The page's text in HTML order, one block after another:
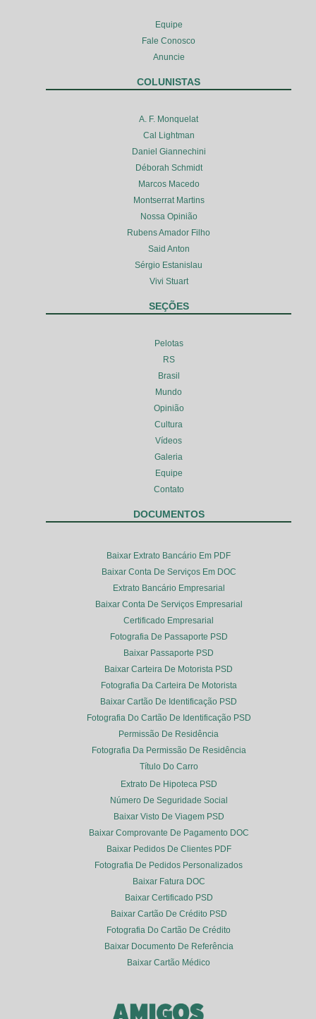
Equipe
Fale Conosco
Anuncie
COLUNISTAS
A. F. Monquelat
Cal Lightman
Daniel Giannechini
Déborah Schmidt
Marcos Macedo
Montserrat Martins
Nossa Opinião
Rubens Amador Filho
Said Anton
Sérgio Estanislau
Vivi Stuart
SEÇÕES
Pelotas
RS
Brasil
Mundo
Opinião
Cultura
Vídeos
Galeria
Equipe
Contato
DOCUMENTOS
Baixar Extrato Bancário Em PDF
Baixar Conta De Serviços Em DOC
Extrato Bancário Empresarial
Baixar Conta De Serviços Empresarial
Certificado Empresarial
Fotografia De Passaporte PSD
Baixar Passaporte PSD
Baixar Carteira De Motorista PSD
Fotografia Da Carteira De Motorista
Baixar Cartão De Identificação PSD
Fotografia Do Cartão De Identificação PSD
Permissão De Residência
Fotografia Da Permissão De Residência
Título Do Carro
Extrato De Hipoteca PSD
Número De Seguridade Social
Baixar Visto De Viagem PSD
Baixar Comprovante De Pagamento DOC
Baixar Pedidos De Clientes PDF
Fotografia De Pedidos Personalizados
Baixar Fatura DOC
Baixar Certificado PSD
Baixar Cartão De Crédito PSD
Fotografia Do Cartão De Crédito
Baixar Documento De Referência
Baixar Cartão Médico